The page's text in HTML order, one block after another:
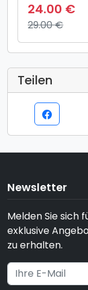
24.00 €
29.00 €
Teilen
Newsletter
Melden Sie sich
exklusive
zu erhalten.